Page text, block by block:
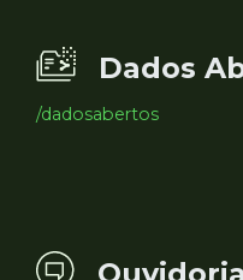
Dados
/dadosabertos